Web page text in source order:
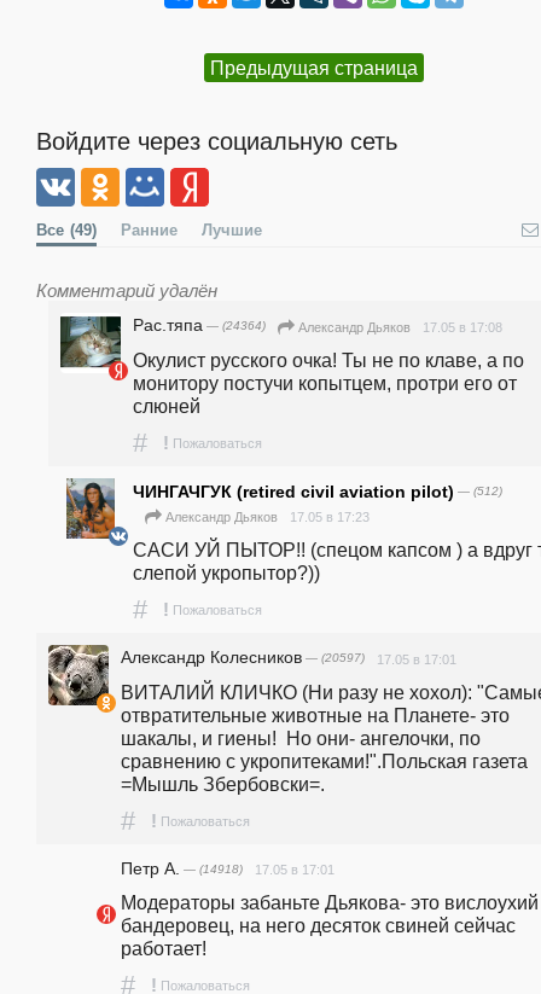
Предыдущая страница
Войдите через социальную сеть
Все (49) Ранние Лучшие
Комментарий удалён
Рас.тяпа — (24364) Александр Дьяков 17.05 в 17:08
Окулист русского очка! Ты не по клаве, а по
монитору постучи копытцем, протри его от
слюней
# ! Пожаловаться
ЧИНГАЧГУК (retired civil aviation pilot) — (512)
Александр Дьяков 17.05 в 17:23
САСИ УЙ ПЫТОР!! (спецом капсом ) а вдруг
слепой укропытор?))
# ! Пожаловаться
Александр Колесников — (20597) 17.05 в 17:01
ВИТАЛИЙ КЛИЧКО (Ни разу не хохол):
отвратительные животные на Планете- это
шакалы, и гиены!  Но они- ангелочки, по
сравнению с укропитеками!".Польская газета
=Мышль Збербовски=.
# ! Пожаловаться
Петр А. — (14918) 17.05 в 17:01
Модераторы забаньте Дьякова- это вислоухий
бандеровец, на него десяток свиней сейчас
работает!
# ! Пожаловаться